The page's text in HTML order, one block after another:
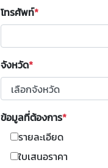
โทรศัพท์
จังหวัด
ข้อมูลที่ต้องการ
รายละเอียด
ใบเสนอราคา